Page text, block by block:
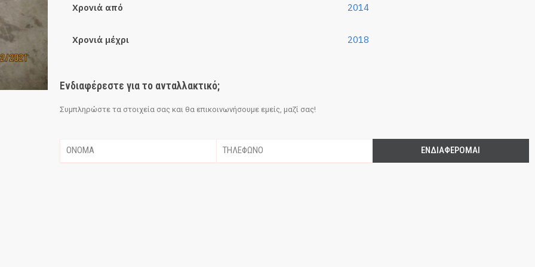
Χρονιά από 2014
Χρονιά μέχρι 2018
Ενδιαφέρεστε για το ανταλλακτικό;
Συμπληρώστε τα στοιχεία σας και θα επικοινωνήσουμε εμείς, μαζί σας!
ΕΝΔΙΑΦΈΡΟΜΑΙ